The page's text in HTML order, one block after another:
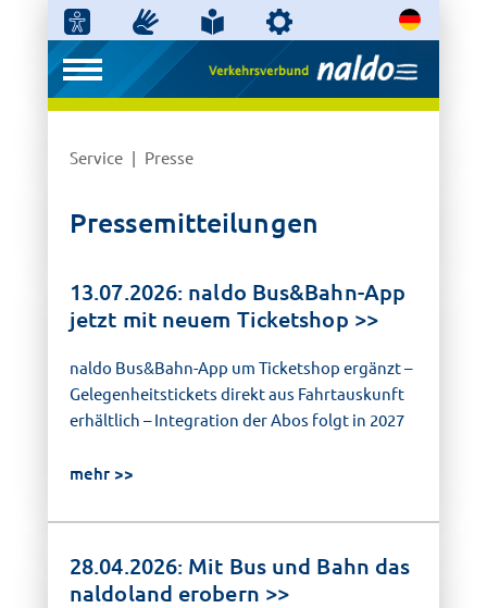
Service Presse
Pressemitteilungen
13.07.2026: naldo Bus&Bahn-App
jetzt mit neuem Ticketshop
naldo Bus&Bahn-App um Ticketshop ergänzt –
Gelegenheitstickets direkt aus Fahrtauskunft
erhältlich – Integration der Abos folgt in 2027
mehr
28.04.2026: Mit Bus und Bahn das
naldoland erobern